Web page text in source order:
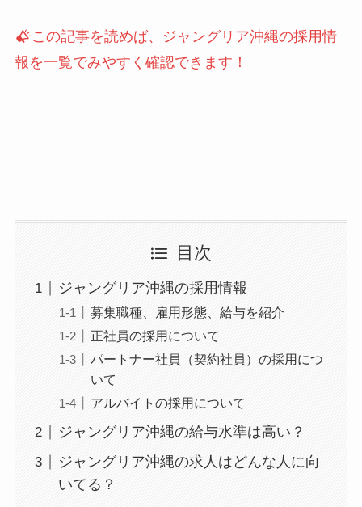
この記事を読めば、ジャングリア沖縄の採用情
報を一覧でみやすく 確認できます！
目次
ジャングリア沖縄の採用情報
募集職種、雇用形態、給与を紹介
正社員の採用について
パートナー社員（契約社員）の採用につ
いて
アルバイトの採用について
ジャングリア沖縄の給与水準は高い？
ジャングリア沖縄の求人はどんな人に向
いてる？